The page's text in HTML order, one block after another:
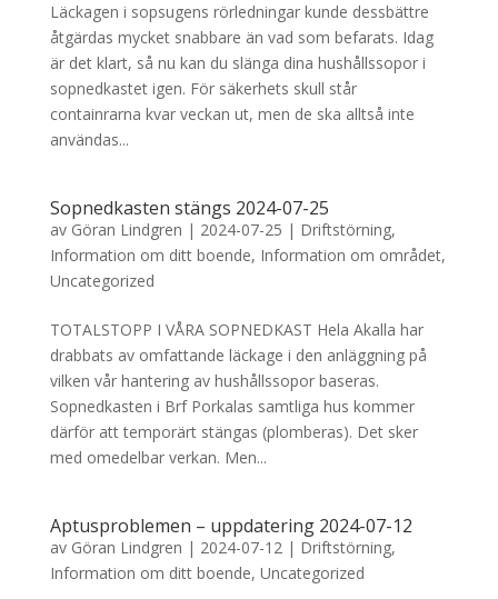
Läckagen i sopsugens rörledningar kunde dessbättre
åtgärdas mycket snabbare än vad som befarats. Idag
är det klart, så nu kan du slänga dina hushållssopor i
sopnedkastet igen. För säkerhets skull står
containrarna kvar veckan ut, men de ska alltså inte
användas...
Sopnedkasten stängs 2024-07-25
av Göran Lindgren | 2024-07-25 | Driftstörning,
Information om ditt boende, Information om området,
Uncategorized
TOTALSTOPP I VÅRA SOPNEDKAST Hela Akalla har
drabbats av omfattande läckage i den anläggning på
vilken vår hantering av hushållssopor baseras.
Sopnedkasten i Brf Porkalas samtliga hus kommer
därför att temporärt stängas (plomberas). Det sker
med omedelbar verkan. Men...
Aptusproblemen – uppdatering 2024-07-12
av Göran Lindgren | 2024-07-12| Driftstörning,
Information om ditt boende, Uncategorized